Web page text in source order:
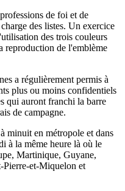
de foi et de
des listes. Un exercice
des trois couleurs
reproduction de l'emblème
a régulièrement permis à
plus ou moins confidentiels
qui auront franchi la barre
de campagne.
minuit en métropole et dans
à la même heure là où le
Martinique, Guyane,
Pierre-et-Miquelon et